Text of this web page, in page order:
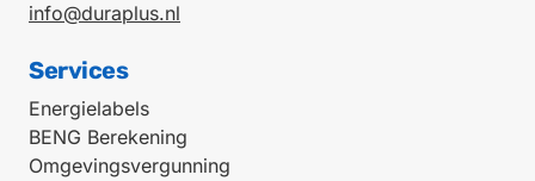
info@duraplus.nl
Services
Energielabels
BENG Berekening
Omgevingsvergunning